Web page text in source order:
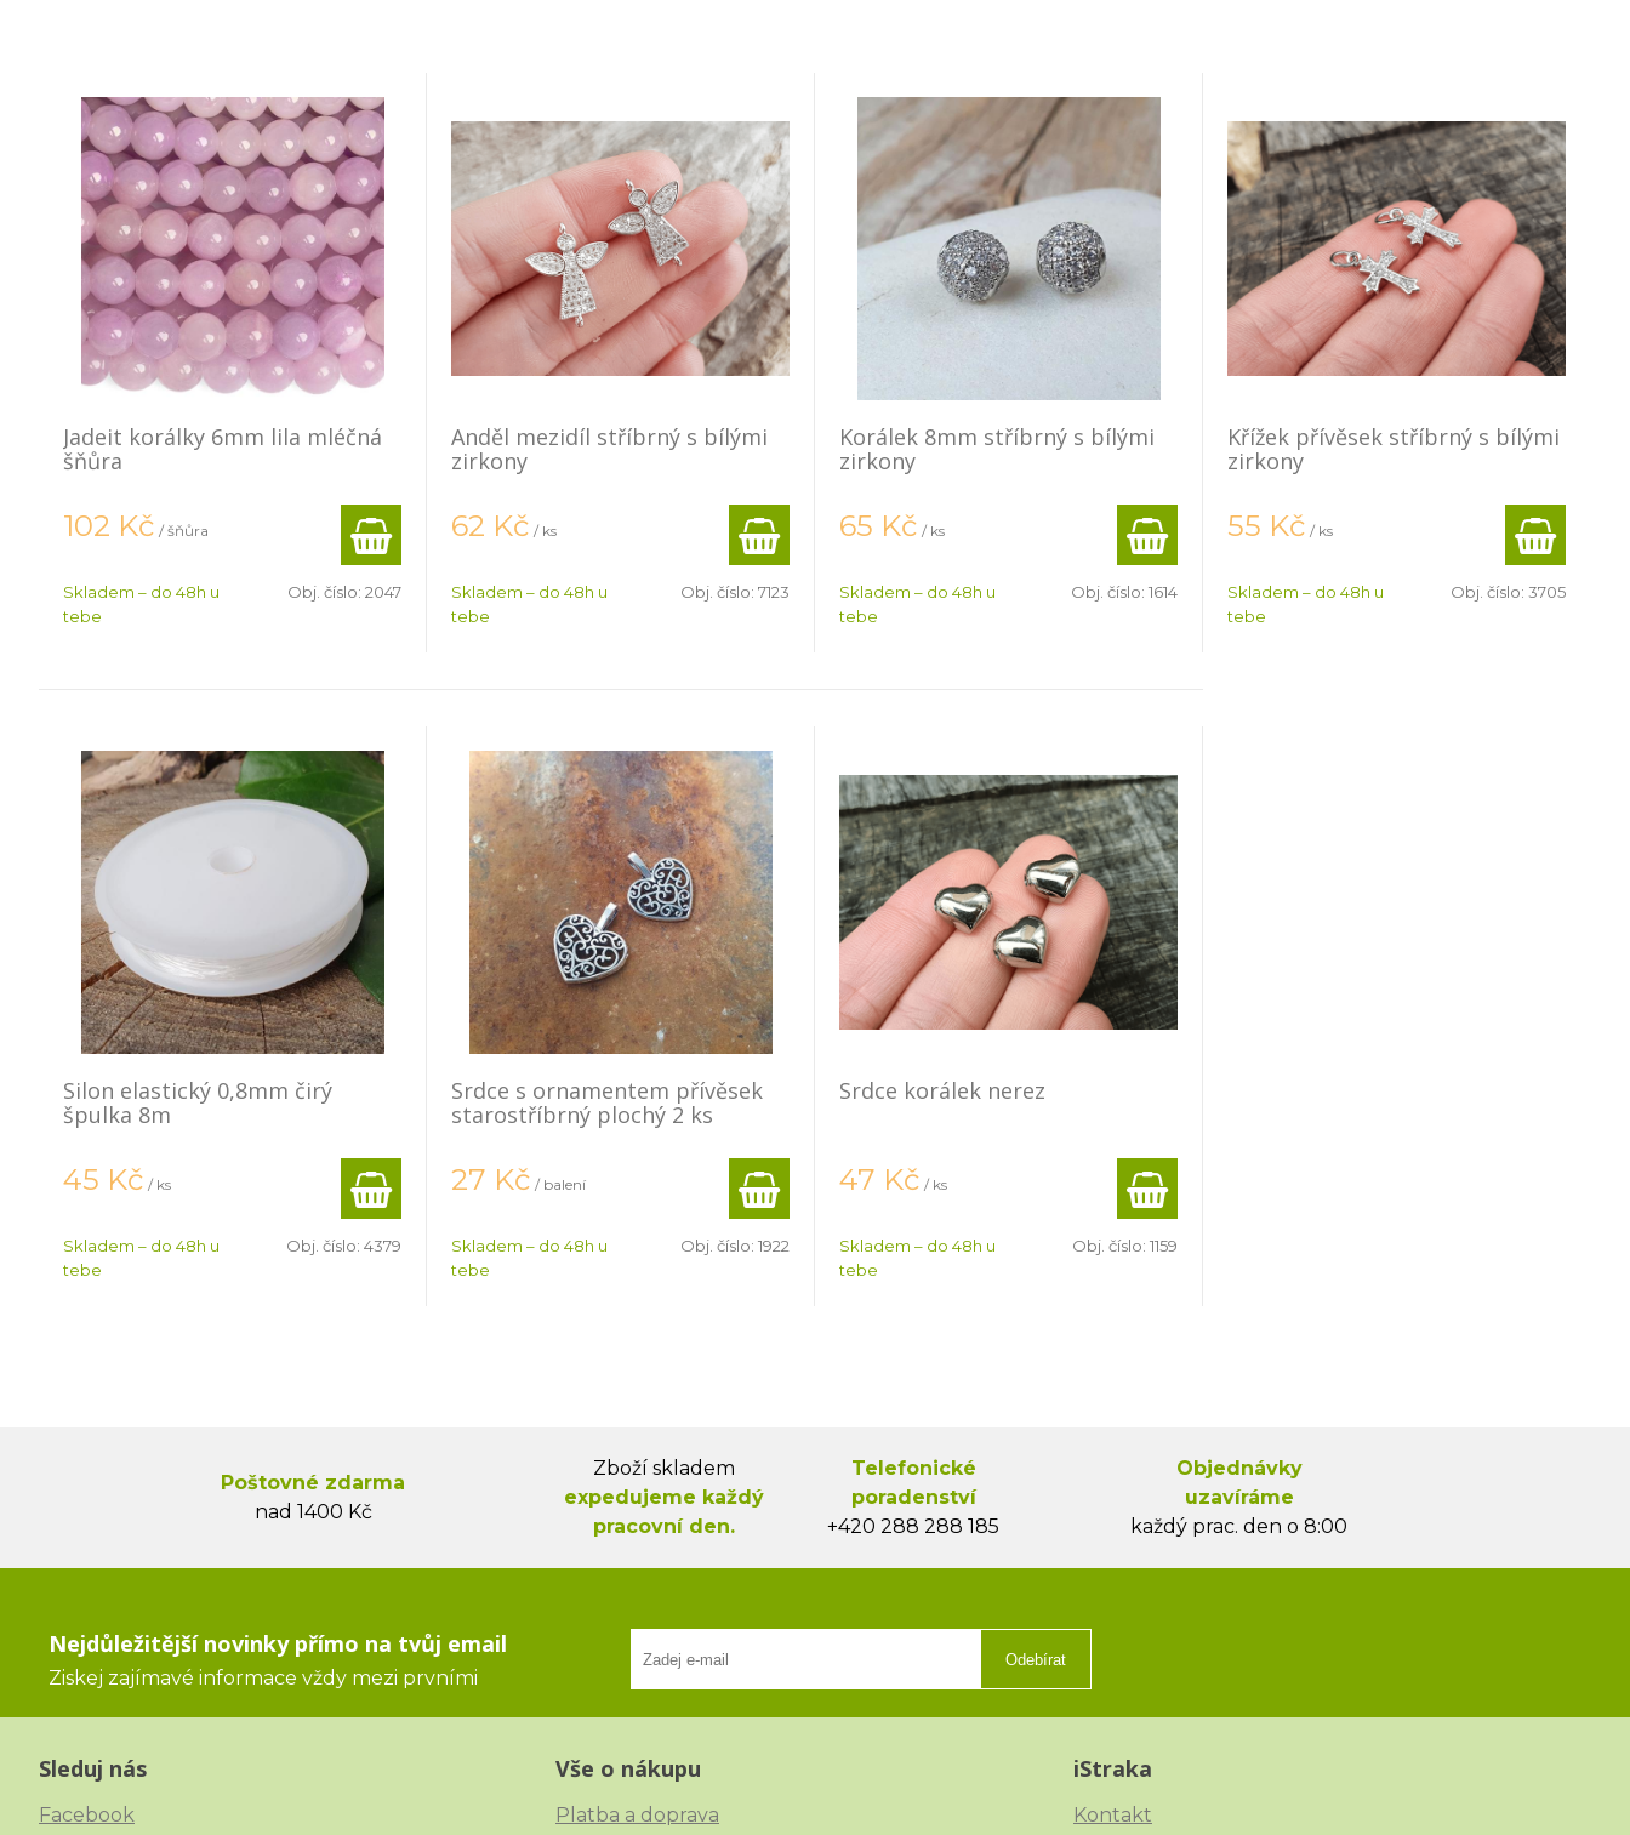
Jadeit korálky 6mm lila mléčná
šňůra
102 Kč / šňůra
Skladem – do 48h u
tebe
Obj. číslo: 2047
Anděl mezidíl stříbrný s bílými
zirkony
62 Kč / ks
Skladem – do 48h u
tebe
Obj. číslo: 7123
Korálek 8mm stříbrný s bílými
zirkony
65 Kč / ks
Skladem – do 48h u
tebe
Obj. číslo: 1614
Křížek přívěsek stříbrný s bílými
zirkony
55 Kč / ks
Skladem – do 48h u
tebe
Obj. číslo: 3705
Silon elastický 0,8mm čirý
špulka 8m
45 Kč / ks
Skladem – do 48h u
tebe
Obj. číslo: 4379
Srdce s ornamentem přívěsek
starostříbrný plochý 2 ks
27 Kč / balení
Skladem – do 48h u
tebe
Obj. číslo: 1922
Srdce korálek nerez
47 Kč / ks
Skladem – do 48h u
tebe
Obj. číslo: 1159
Poštovné zdarma
nad 1400 Kč
Zboží skladem
expedujeme každý
pracovní den.
Telefonické
poradenství
+420 288 288 185
Objednávky
uzavíráme
každý prac. den o 8:00
Nejdůležitější novinky přímo na tvůj email
Ziskej zajímavé informace vždy mezi prvními
Odebírat
Sleduj nás
Facebook
Vše o nákupu
Platba a doprava
iStraka
Kontakt